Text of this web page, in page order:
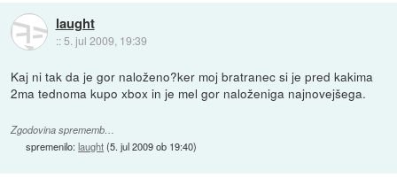
laught
:: 5. jul 2009, 19:39
Kaj ni tak da je gor naloženo?ker moj bratranec si je pred kakima
2ma tednoma kupo xbox in je mel gor naloženiga najnovejšega.
Zgodovina sprememb…
spremenilo:laught(5. jul 2009 ob 19:40)